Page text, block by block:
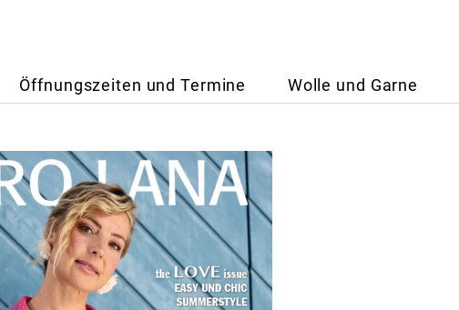
Öffnungszeiten und Termine Wolle und Garne